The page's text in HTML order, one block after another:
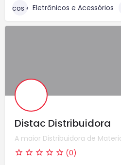
Eletrônicos e Acessórios
Distac Distribuidora
(0)